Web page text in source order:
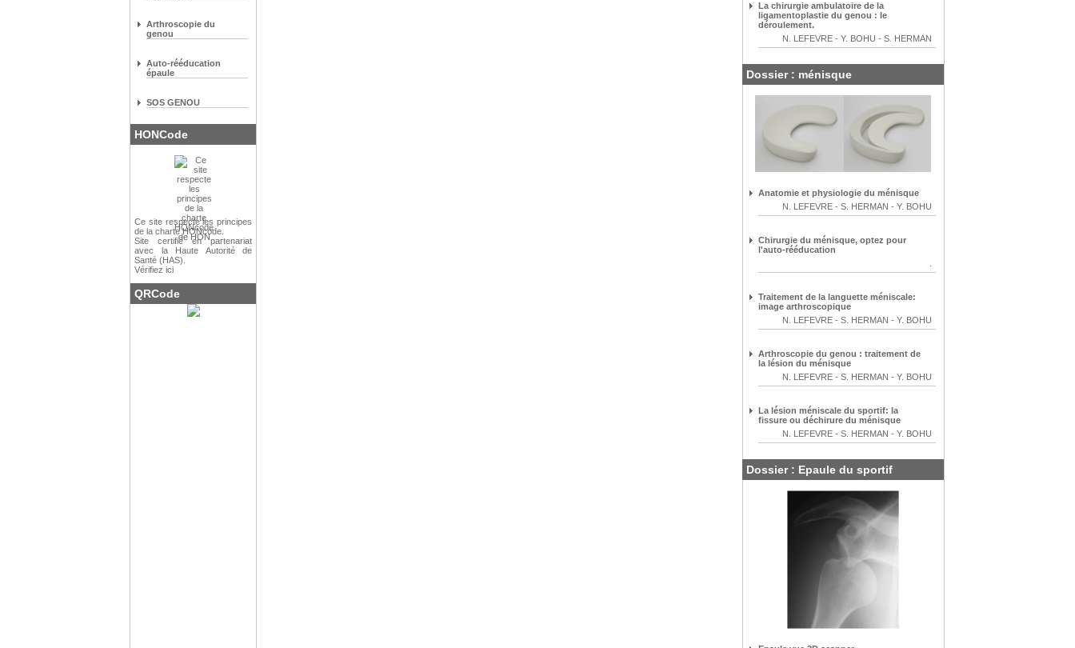
Arthroscopie du
genou
Auto-rééducation
épaule
SOS GENOU
HONCode
Ce site respecte les principes
de la charte HONcode
Site certifié en partenariat
avec la Haute Autorité de
Santé (HAS).
Vérifiez ici
QRCode
La chirurgie ambulatoire de la
ligamentoplastie du genou : le
déroulement.
N. LEFEVRE - Y. BOHU - S. HERMAN
Dossier : ménisque
Anatomie et physiologie du ménisque
N. LEFEVRE - S. HERMAN - Y. BOHU
Chirurgie du ménisque, optez pour
l'auto-rééducation
Traitement de la languette méniscale:
image arthroscopique
N. LEFEVRE - S. HERMAN - Y. BOHU
Arthroscopie du genou : traitement de
la lésion du ménisque
N. LEFEVRE - S. HERMAN - Y. BOHU
La lésion méniscale du sportif: la
fissure ou déchirure du ménisque
N. LEFEVRE - S. HERMAN - Y. BOHU
Dossier : Epaule du sportif